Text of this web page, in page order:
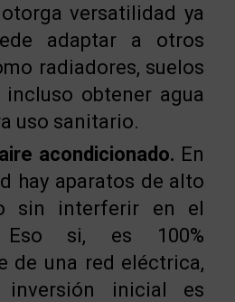
versatilidad ya
adaptar a otros
radiadores, suelos
incluso obtener agua
uso sanitario.
acondicionado. En
hay aparatos de alto
sin interferir en el
Eso si, es 100%
de una red eléctrica,
inversión inicial es